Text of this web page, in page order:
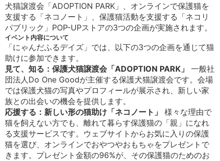
犬猫譲渡会「ADOPTION PARK」、オンラインで保護猫を
支援する「ネコノート」、保護猫活動を支援する「ネコリ
パブリック」POP-UPストアの3つの企画が実施されます。
イベント内容について
「にゃんだふるデイズ」では、以下の3つの企画を通じて猫
助けに参加できます。
見て、知る：保護犬猫譲渡会「ADOPTION PARK」
一般社
団法人Do One Goodが主催する保護犬猫譲渡会です。会場
では保護犬猫の写真やプロフィールが展示され、新しい家
族との出会いの機会を提供します。
応援する：新しい形の猫助け「ネコノート」
様々な理由で
猫を飼えない方でも、離れて暮らす保護猫の「親」になれ
る支援サービスです。ウェブサイトからお気に入りの保護
猫を選び、オンラインでおやつやおもちゃをプレゼントで
きます。プレゼント金額の96%が、その保護猫のためのお